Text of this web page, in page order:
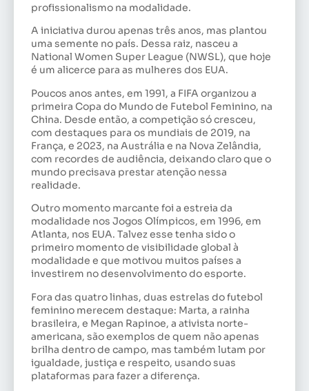
profissionalismo na modalidade.
A iniciativa durou apenas três anos, mas plantou
uma semente no país. Dessa raiz, nasceu a
National Women Super League (NWSL), que hoje
é um alicerce para as mulheres dos EUA.
Poucos anos antes, em 1991, a FIFA organizou a
primeira Copa do Mundo de Futebol Feminino, na
China. Desde então, a competição só cresceu,
com destaques para os mundiais de 2019, na
França, e 2023, na Austrália e na Nova Zelândia,
com recordes de audiência, deixando claro que o
mundo precisava prestar atenção nessa
realidade.
Outro momento marcante foi a estreia da
modalidade nos Jogos Olímpicos, em 1996, em
Atlanta, nos EUA. Talvez esse tenha sido o
primeiro momento de visibilidade global à
modalidade e que motivou muitos países a
investirem no desenvolvimento do esporte.
Fora das quatro linhas, duas estrelas do futebol
feminino merecem destaque: Marta, a rainha
brasileira, e Megan Rapinoe, a ativista norte-
americana, são exemplos de quem não apenas
brilha dentro de campo, mas também lutam por
igualdade, justiça e respeito, usando suas
plataformas para fazer a diferença.